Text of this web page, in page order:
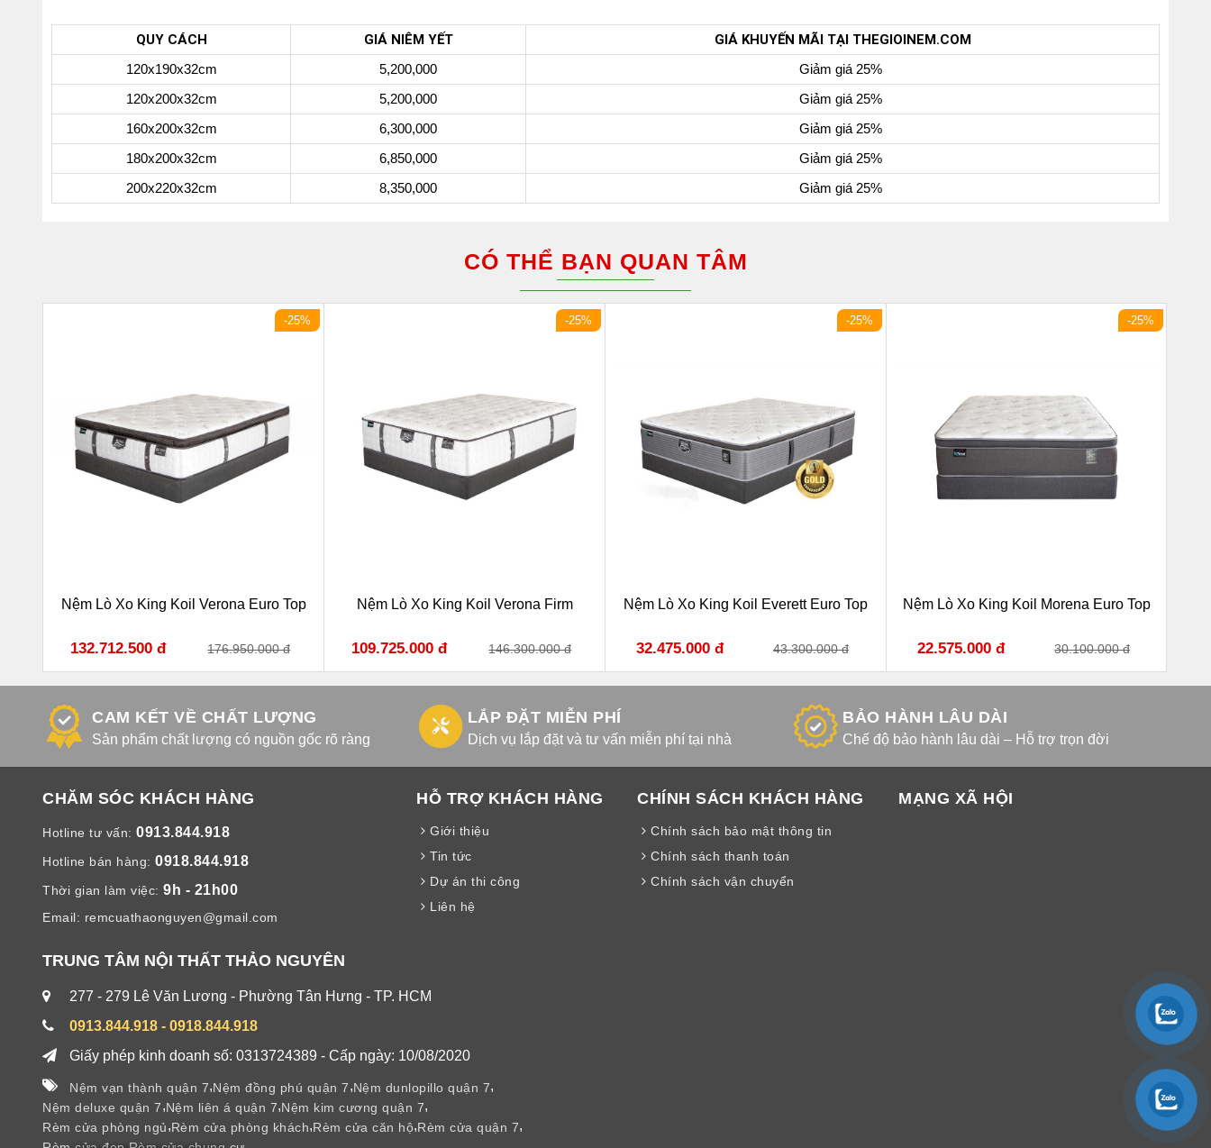
QUY CÁCH GIÁ NIÊM YẾT GIÁ KHUYẾN MÃI TẠI THEGIOINEM.COM
120x190x32cm 5,200,000
Giảm giá 25%
120x200x32cm
5,200,000
Giảm giá 25%
160x200x32cm
6,300,000
Giảm giá 25%
180x200x32cm
6,850,000
Giảm giá 25%
200x220x32cm
8,350,000 Giảm giá 25%
CÓ THỂ BẠN QUAN TÂM
-25%
Nệm Lò Xo King Koil Verona Euro Top
132.712.500 đ 176.950.000 đ
-25%
Nệm Lò Xo King Koil Verona Firm
109.725.000 đ 146.300.000 đ
-25%
Nệm Lò Xo King Koil Everett Euro Top
32.475.000 đ 43.300.000 đ
-25%
Nệm Lò Xo King Koil Morena Euro Top
22.575.000 đ 30.100.000 đ
CAM KẾT VỀ CHẤT LƯỢNG
Sản phẩm chất lượng có nguồn gốc rõ ràng
LẮP ĐẶT MIỄN PHÍ
Dịch vụ lắp đặt và tư vấn miễn phí tại nhà
BẢO HÀNH LÂU DÀI
Chế độ bảo hành lâu dài – Hỗ trợ trọn đời
CHĂM SÓC KHÁCH HÀNG
Hotline tư vấn: 0913.844.918
Hotline bán hàng: 0918.844.918
Thời gian làm việc: 9h - 21h00
Email: remcuathaonguyen@gmail.com
HỖ TRỢ KHÁCH HÀNG
Giới thiệu
Tin tức
Dự án thi công
Liên hệ
CHÍNH SÁCH KHÁCH HÀNG
Chính sách bảo mật thông tin
Chính sách thanh toán
Chính sách vận chuyển
MẠNG XÃ HỘI
TRUNG TÂM NỘI THẤT THẢO NGUYÊN
277 - 279 Lê Văn Lương - Phường Tân Hưng - TP. HCM
0913.844.918 - 0918.844.918
Giấy phép kinh doanh số: 0313724389 - Cấp ngày: 10/08/2020
Nệm vạn thành quận 7,Nệm đồng phú quận 7,Nệm dunlopillo quận 7,
Nệm deluxe quận 7,Nệm liên á quận 7,Nệm kim cương quận 7,
Rèm cửa phòng ngủ,Rèm cửa phòng khách,Rèm cửa căn hộ,Rèm cửa quận 7,